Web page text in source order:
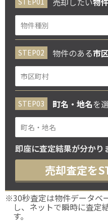
物件のある市
町名・地名を
即座に査定結果が分かり
売却査定を
※30秒査定は物件データベ
し、ネットで瞬時に査定
す。